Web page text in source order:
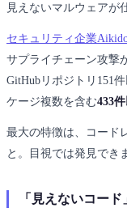
見えないマルウェアが
セキュリティ企業
サプライチェーン攻撃
GitHubリポジトリ151
ケージ複数を含む433
最大の特徴は、コード
と。目視では発見でき
「見えないコー